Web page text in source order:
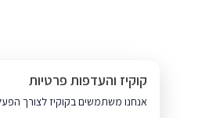
קוקיז והעדפות פרטיות
אנחנו משתמשים בקוקיז לצורך